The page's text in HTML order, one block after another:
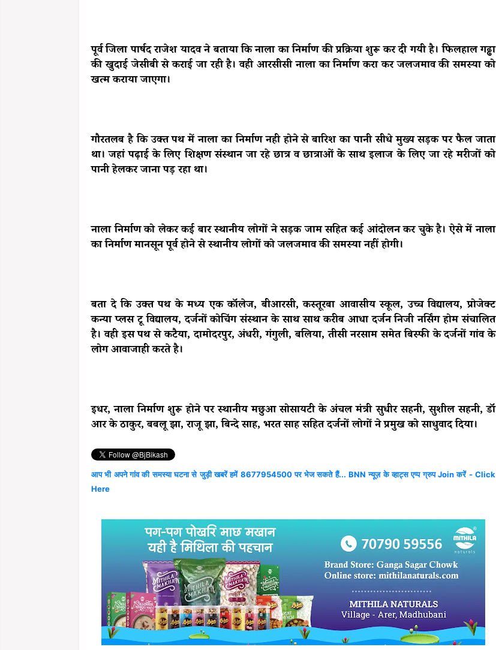
पूर्व जिला पार्षद राजेश यादव ने बताया कि नाला का निर्माण की प्रक्रिया शुरू कर दी गयी है। फिलहाल गढ्ढा
की खुदाई जेसीबी से कराई जा रही है। वही आरसीसी नाला का निर्माण करा कर जलजमाव की समस्या को
खत्म कराया जाएगा।
गौरतलब है कि उक्त पथ में नाला का निर्माण नही होने से बारिश का पानी सीधे मुख्य सड़क पर फैल जाता
था। जहां पढ़ाई के लिए शिक्षण संस्थान जा रहे छात्र व छात्राओं के साथ इलाज के लिए जा रहे मरीजों को
पानी हेलकर जाना पड़ रहा था।
नाला निर्माण को लेकर कई बार स्थानीय लोगों ने सड़क जाम सहित कई आंदोलन कर चुके है। ऐसे में नाला
का निर्माण मानसून पूर्व होने से स्थानीय लोगों को जलजमाव की समस्या नहीं होगी।
बता दे कि उक्त पथ के मध्य एक कॉलेज, बीआरसी, कस्तूरबा आवासीय स्कूल, उच्च विद्यालय, प्रोजेक्ट
कन्या प्लस टू विद्यालय, दर्जनों कोचिंग संस्थान के साथ साथ करीब आधा दर्जन निजी नर्सिंग होम संचालित
है। वही इस पथ से कटैया, दामोदरपुर, अंधरी, गंगुली, बलिया, तीसी नरसाम समेत बिस्फी के दर्जनों गांव के
लोग आवाजाही करते है।
इधर, नाला निर्माण शुरू होने पर स्थानीय मछुआ सोसायटी के अंचल मंत्री सुधीर सहनी, सुशील सहनी, डॉ
आर के ठाकुर, बबलू झा, राजू झा, बिन्दे साह, भरत साह सहित दर्जनों लोगों ने प्रमुख को साधुवाद दिया।
आप भी अपने गांव की समस्या घटना से जुड़ी खबरें हमें 8677954500 पर भेज सकते हैं... BNN न्यूज़ के व्हाट्स एप्प ग्रुप Join करें - Click
Here